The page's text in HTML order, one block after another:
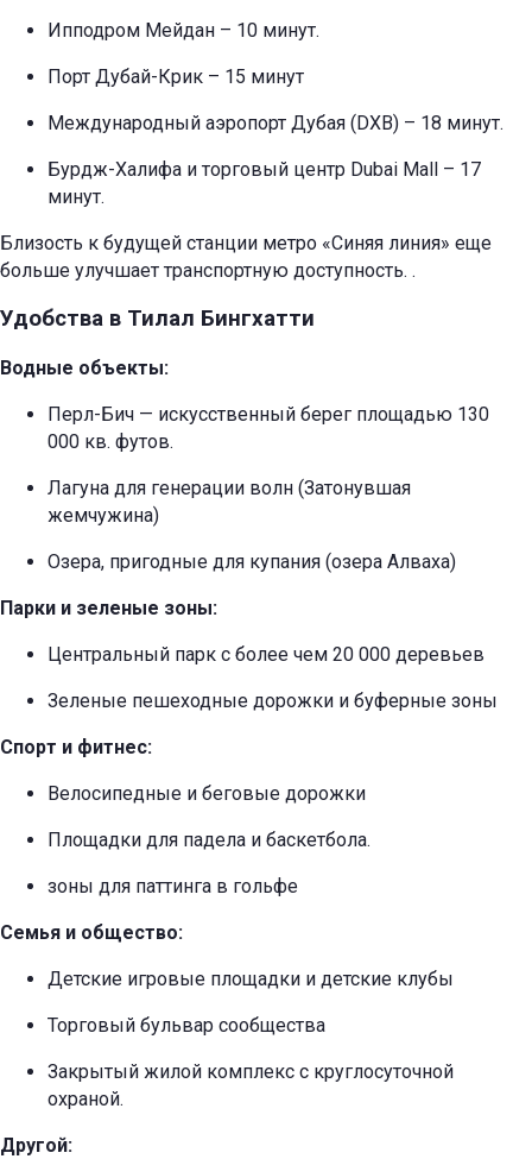
Ипподром Мейдан – 10 минут.
Порт Дубай-Крик – 15 минут
Международный аэропорт Дубая (DXB) – 18 минут.
Бурдж-Халифа и торговый центр Dubai Mall – 17
минут.
Близость к будущей станции метро «Синяя линия» еще
больше улучшает транспортную доступность. .
Удобства в Тилал Бингхатти
Водные объекты:
Перл-Бич — искусственный берег площадью 130
000 кв. футов.
Лагуна для генерации волн (Затонувшая
жемчужина)
Озера, пригодные для купания (озера Алваха)
Парки и зеленые зоны:
Центральный парк с более чем 20 000 деревьев
Зеленые пешеходные дорожки и буферные зоны
Спорт и фитнес:
Велосипедные и беговые дорожки
Площадки для падела и баскетбола.
зоны для паттинга в гольфе
Семья и общество:
Детские игровые площадки и детские клубы
Торговый бульвар сообщества
Закрытый жилой комплекс с круглосуточной
охраной.
Другой: